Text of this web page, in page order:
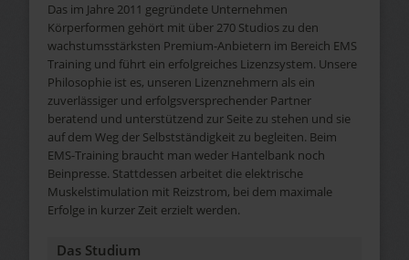
Das im Jahre 2011 gegründete Unternehmen
Körperformen gehört mit über 270 Studios zu den
wachstumsstärksten Premium-Anbietern im Bereich EMS
Training und führt ein erfolgreiches Lizenzsystem. Unsere
Philosophie ist es, unseren Lizenznehmern als ein
zuverlässiger und erfolgsversprechender Partner
beratend und unterstützend zur Seite zu stehen und sie
auf dem Weg der Selbstständigkeit zu begleiten. Beim
EMS-Training braucht man weder Hantelbank noch
Beinpresse. Stattdessen arbeitet die elektrische
Muskelstimulation mit Reizstrom, bei dem maximale
Erfolge in kurzer Zeit erzielt werden.
Das Studium